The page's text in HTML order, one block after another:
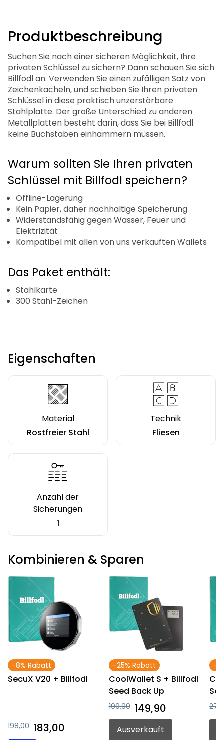
Produktbeschreibung
Suchen Sie nach einer sicheren Möglichkeit, Ihre
privaten Schlüssel zu sichern? Dann schauen Sie sich
Billfodl an. Verwenden Sie einen zufälligen Satz von
Zeichenkacheln, und schieben Sie Ihren privaten
Schlüssel in diese praktisch unzerstörbare
Stahlplatte. Der große Unterschied zu anderen
Metallplatten besteht darin, dass Sie bei Billfodl
keine Buchstaben einhämmern müssen.
Warum sollten Sie Ihren privaten
Schlüssel mit Billfodl speichern?
Offline-Lagerung
Kein Papier, daher nachhaltige Speicherung
Widerstandsfähig gegen Wasser, Feuer und
Elektrizität
Kompatibel mit allen von uns verkauften Wallets
Das Paket enthält:
Stahlkarte
300 Stahl-Zeichen
Eigenschaften
Material
Rostfreier Stahl
Technik
Fliesen
Anzahl der
Sicherungen
1
Kombinieren & Sparen
-8% Rabatt
SecuX V20 + Billfodl
198,00 183,00
-25% Rabatt
CoolWallet S + Billfodl
Seed Back Up
199,90 149,90
Ausverkauft
-